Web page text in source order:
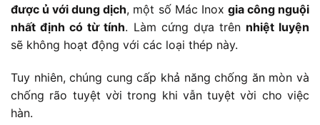
được ủ với dung dịch, một số Mác Inox gia công nguội
nhất định có từ tính. Làm cứng dựa trên nhiệt luyện
sẽ không hoạt động với các loại thép này.
Tuy nhiên, chúng cung cấp khả năng chống ăn mòn và
chống rão tuyệt vời trong khi vẫn tuyệt vời cho việc
hàn.